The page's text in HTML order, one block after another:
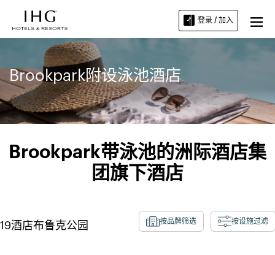
登录 / 加入
Brookpark附设泳池酒店
Brookpark带泳池的洲际酒店集
团旗下酒店
19酒店布鲁克公园 按品牌筛选 按设施过滤